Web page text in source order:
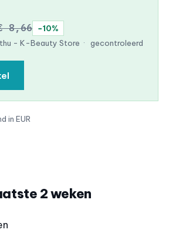
8,66
−10%
- K-Beauty Store ·
gecontroleerd
in EUR
2 weken